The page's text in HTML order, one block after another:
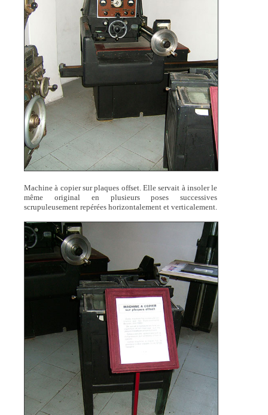
Machine à copier sur plaques offset. Elle servait à insoler le
même original en plusieurs poses successives
scrupuleusement repérées horizontalement et verticalement.